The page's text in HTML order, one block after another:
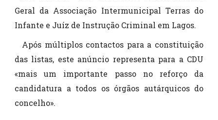
Geral da Associação Intermunicipal Terras do
Infante e Juíz de Instrução Criminal em Lagos.
Após múltiplos contactos para a constituição
das listas, este anúncio representa para a CDU
«mais um importante passo no reforço da
candidatura a todos os órgãos autárquicos do
concelho».